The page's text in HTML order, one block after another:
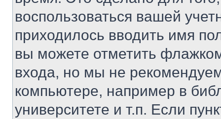
воспользоваться вашей
приходилось вводить имя
вы можете отметить
входа, но мы не
компьютере, например в
университете и т.п. Если